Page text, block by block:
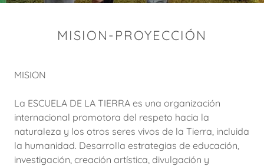
MISION-PROYECCIÓN
MISION
La ESCUELA DE LA TIERRA es una organización
internacional promotora del respeto hacia la
naturaleza y los otros seres vivos de la Tierra, incluida
la humanidad. Desarrolla estrategias de educación,
investigación, creación artística, divulgación y